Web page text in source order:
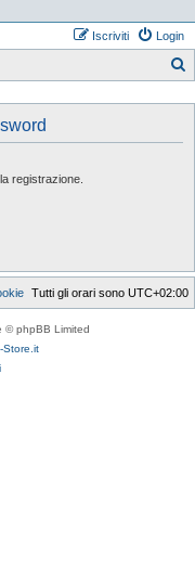
Login
Iscriviti
registrazione.
Tutti gli orari sono UTC+02:00
© phpBB Limited
Store.it